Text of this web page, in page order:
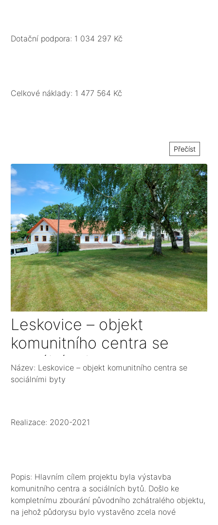
Dotační podpora: 1 034 297 Kč
Celkové náklady: 1 477 564 Kč
Přečíst
Leskovice – objekt
komunitního centra se
sociálními byty
Název: Leskovice – objekt komunitního centra se
sociálními byty
Realizace: 2020-2021
Popis: Hlavním cílem projektu byla výstavba
komunitního centra a sociálních bytů. Došlo ke
kompletnímu zbourání původního zchátralého objektu,
na jehož půdorysu bylo vystavěno zcela nové